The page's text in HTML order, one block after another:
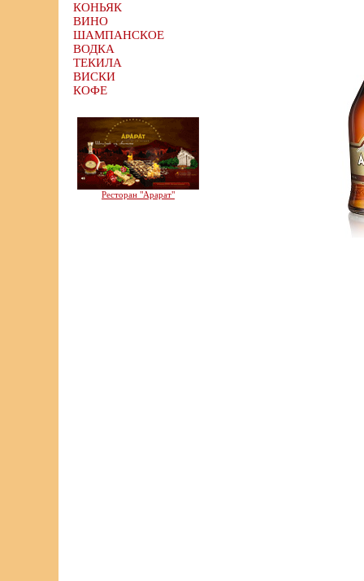
КОНЬЯК
ВИНО
ШАМПАНСКОЕ
ВОДКА
ТЕКИЛА
ВИСКИ
КОФЕ
Ресторан "Арарат"